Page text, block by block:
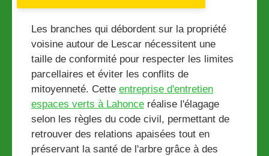
Les branches qui débordent sur la propriété
voisine autour de Lescar nécessitent une
taille de conformité pour respecter les limites
parcellaires et éviter les conflits de
mitoyenneté. Cette entreprise d'entretien
espaces verts à Lahonce réalise l'élagage
selon les règles du code civil, permettant de
retrouver des relations apaisées tout en
préservant la santé de l'arbre grâce à des